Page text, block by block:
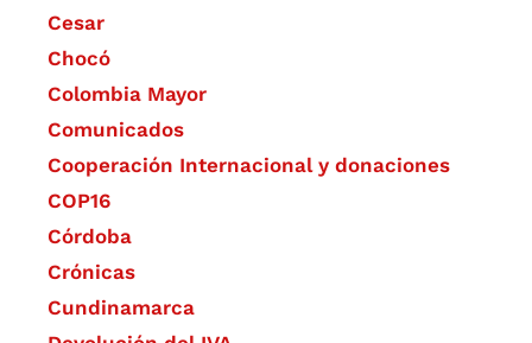
Cesar
Chocó
Colombia Mayor
Comunicados
Cooperación Internacional y donaciones
COP16
Córdoba
Crónicas
Cundinamarca